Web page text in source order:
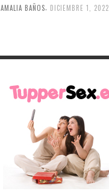
AMALIA BAÑOS DICIEMBRE 1, 2022